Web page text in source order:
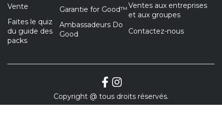
Vente
Faites le quiz
du guide des
packs
Garantie for Good™
Ambassadeurs Do
Good
Ventes aux entreprises
et aux groupes
Contactez-nous
Copyright @ tous droits réservés.